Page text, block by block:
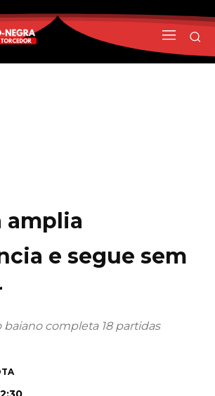
amplia
e segue sem
completa 18 partidas